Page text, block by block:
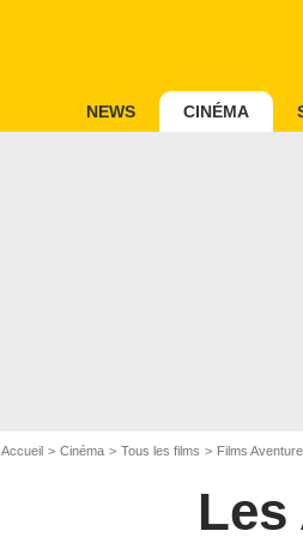
NEWS CINÉMA
Accueil Cinéma Tous les films Films Aventure
Les